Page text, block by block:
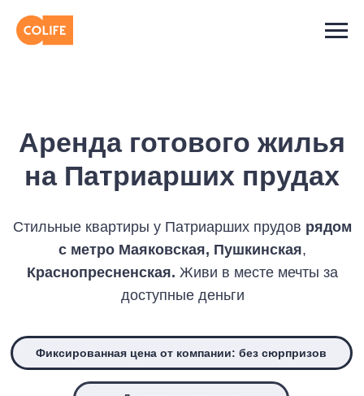
Cтильные квартиры у Патриарших прудов
с метро Маяковская, Пушкинская
Краснопресненская.
Живи в месте мечты за
Фиксированная цена от компании: без сюрпризов